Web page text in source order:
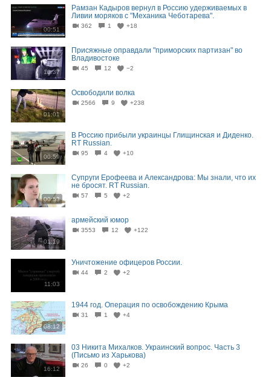
00:51
Рамзан Кадыров вернул в Россию удерживаемых в
Ливии моряков с "Механика Чеботарева".
362 1 +18
10:37
Присяжные оправдали "приморских партизан" во
Владивостоке
45 12 −2
01:01
Освободили волка
2566 9 +238
00:59
В Россию прибыли украинцы Глищинская и Диденко.
RT Russian.
95 4 +10
00:53
Супруги Ерофеева и Александрова: Мы знали, что их
не бросят. RT Russian.
57 5 +2
01:19
армейский юмор
3553 12 +122
11:03
Уничтожение офицеров России.
44 2 +2
08:12
1944 год. Операция по освобождению Крыма
31 1 +4
16:12
03 Никита Михалков. Украинский вопрос. Часть 3
(Письмо из Харькова)
26 0 +2